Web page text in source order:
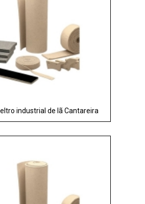
industrial de lã Cantareira